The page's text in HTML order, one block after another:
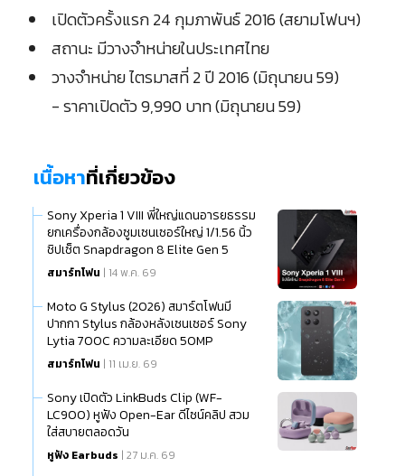
เปิดตัวครั้งแรก 24 กุมภาพันธ์ 2016 (สยามโฟนฯ)
สถานะ มีวางจำหน่ายในประเทศไทย
วางจำหน่าย ไตรมาสที่ 2 ปี 2016 (มิถุนายน 59)
- ราคาเปิดตัว 9,990 บาท (มิถุนายน 59)
เนื้อหาที่เกี่ยวข้อง
Sony Xperia 1 VIII พี่ใหญ่แดนอารยธรรม
ยกเครื่องกล้องซูมเซนเซอร์ใหญ่ 1/1.56 นิ้ว
ชิปเซ็ต Snapdragon 8 Elite Gen 5
สมาร์ทโฟน | 14 พ.ค. 69
Moto G Stylus (2026) สมาร์ตโฟนมี
ปากกา Stylus กล้องหลังเซนเซอร์ Sony
Lytia 700C ความละเอียด 50MP
สมาร์ทโฟน | 11 เม.ย. 69
Sony เปิดตัว LinkBuds Clip (WF-
LC900) หูฟัง Open-Ear ดีไซน์คลิป สวม
ใส่สบายตลอดวัน
หูฟัง Earbuds | 27 ม.ค. 69